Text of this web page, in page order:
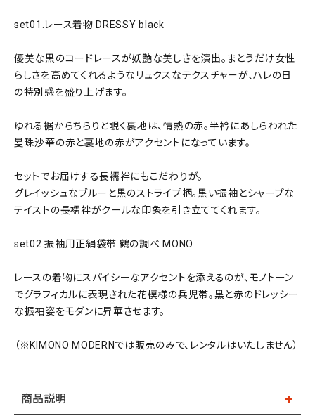
set01.レース着物 DRESSY black
優美な黒のコードレースが妖艶な美しさを演出。まとうだけ女性
らしさを高めてくれるようなリュクスなテクスチャーが、ハレの日
の特別感を盛り上げます。
ゆれる裾からちらりと覗く裏地は、情熱の赤。半衿にあしらわれた
曼珠沙華の赤と裏地の赤がアクセントになっています。
セットでお届けする長襦袢にもこだわりが。
グレイッシュなブルーと黒のストライプ柄。黒い振袖とシャープな
テイストの長襦袢がクールな印象を引き立ててくれます。
set02.振袖用正絹袋帯 鶴の調べ MONO
レースの着物にスパイシーなアクセントを添えるのが、モノトーン
でグラフィカルに表現された花模様の兵児帯。黒と赤のドレッシー
な振袖姿をモダンに昇華させます。
（※KIMONO MODERNでは販売のみで、レンタルはいたしません）
商品説明